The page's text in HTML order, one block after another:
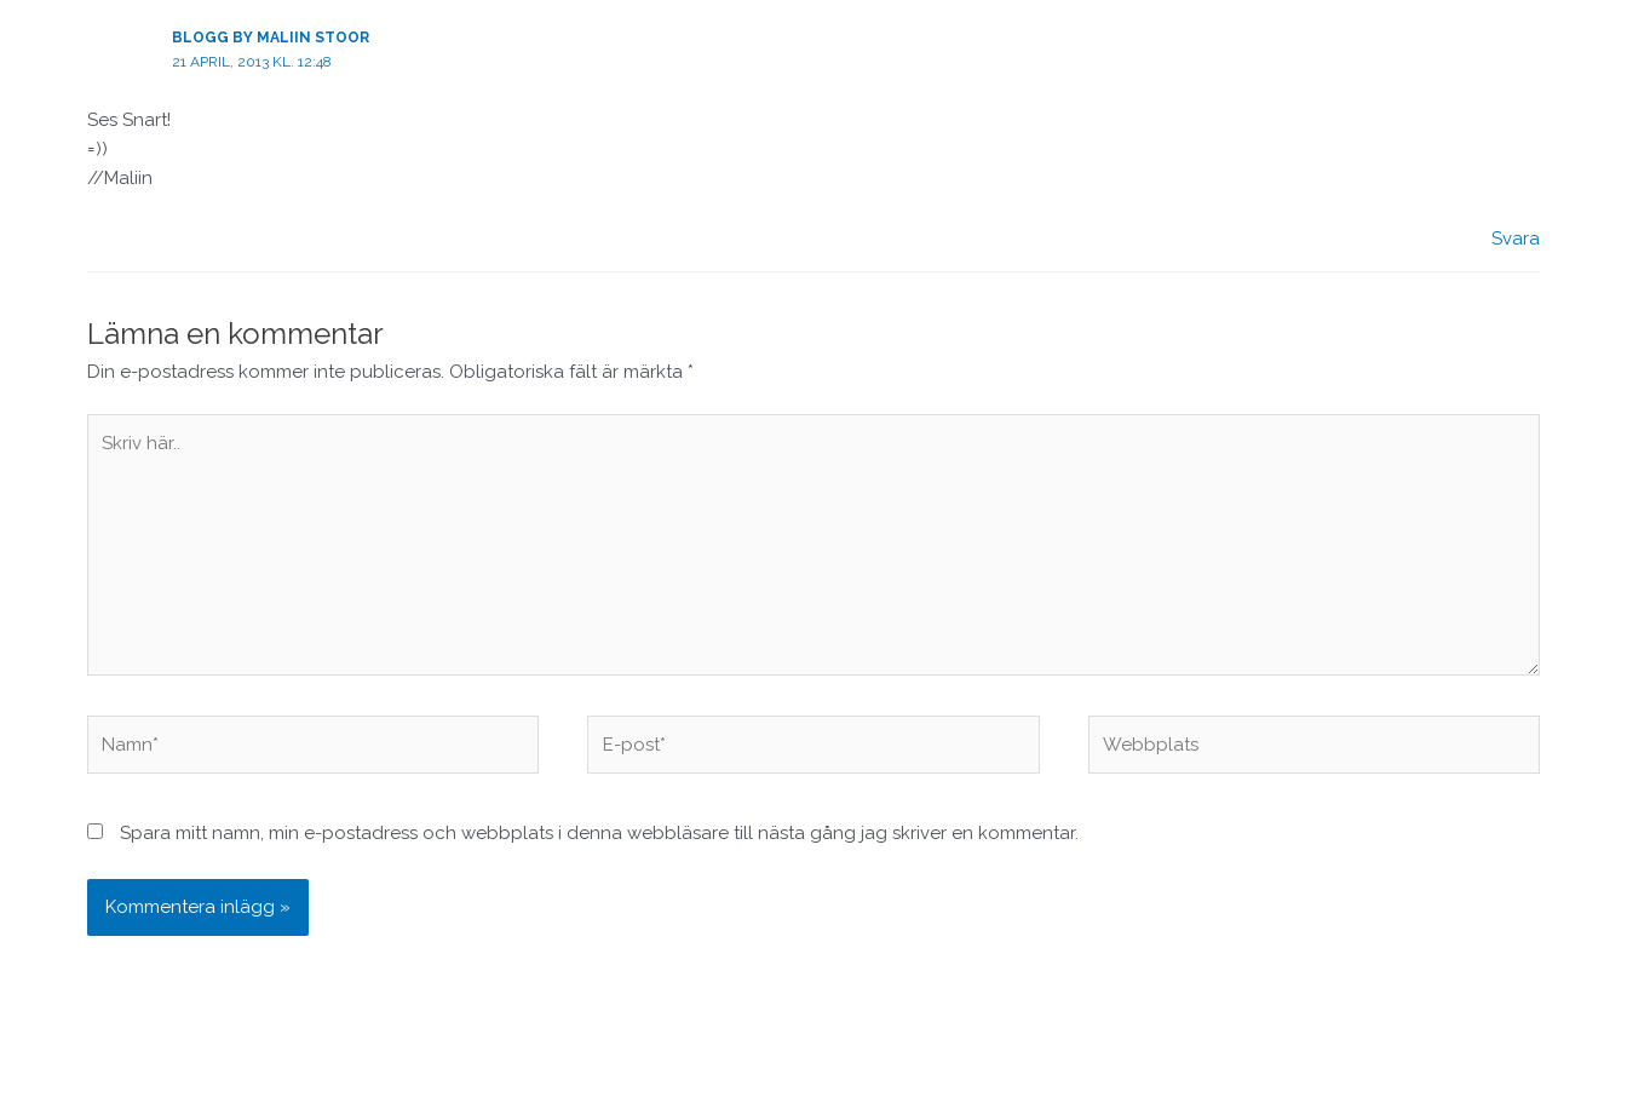
BLOGG BY MALIIN STOOR
21 APRIL, 2013 KL. 12:48
Ses Snart!
=))
//Maliin
Svara
Lämna en kommentar
Din e-postadress kommer inte publiceras. Obligatoriska fält är märkta *
här..
post*
Spara mitt namn, min e-postadress och webbplats i denna webbläsare till nästa gång jag skriver en kommentar.